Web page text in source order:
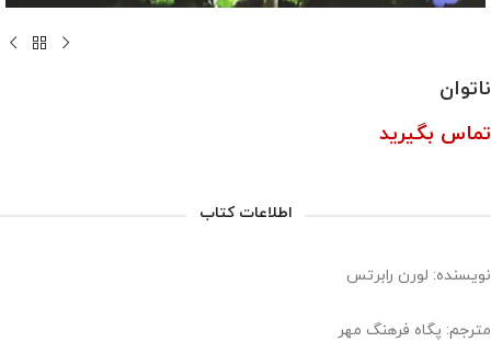
ناتوان
تماس بگیرید
اطلاعات کتاب
نویسنده: لورن رابرتس
مترجم: پگاه فرهنگ مهر